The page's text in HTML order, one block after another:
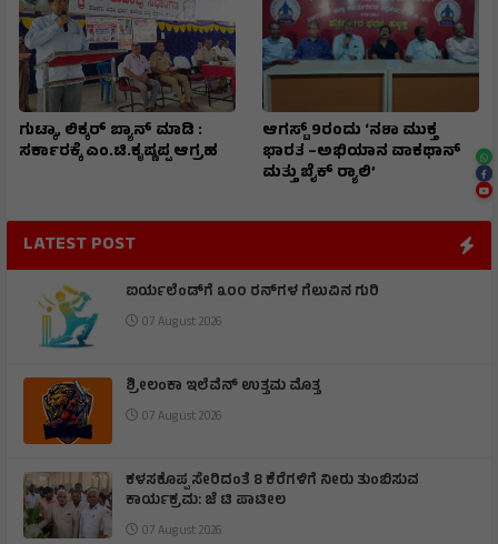
ಗುಟ್ಕಾ, ಲಿಕ್ಕರ್ ಬ್ಯಾನ್ ಮಾಡಿ :
ಸರ್ಕಾರಕ್ಕೆ ಎಂ.ಟಿ.ಕೃಷ್ಣಪ್ಪ ಆಗ್ರಹ
ಆಗಸ್ಟ್ 9ರಂದು ‘ನಶಾ ಮುಕ್ತ
ಭಾರತ –ಅಭಿಯಾನ ವಾಕಥಾನ್
ಮತ್ತು ಬೈಕ್ ರ‍್ಯಾಲಿ’
LATEST POST
ಐರ್ಯಲೆಂಡ್‌ಗೆ ೩೦೦ ರನ್‌ಗಳ ಗೆಲುವಿನ ಗುರಿ
07 August 2026
ಶ್ರೀಲಂಕಾ ಇಲೆವೆನ್ ಉತ್ತಮ ಮೊತ್ತ
07 August 2026
ಕಳಸಕೊಪ್ಪ ಸೇರಿದಂತೆ 8 ಕೆರೆಗಳಿಗೆ ನೀರು ತುಂಬಿಸುವ
ಕಾರ್ಯಕ್ರಮ: ಜೆ ಟಿ ಪಾಟೀಲ
07 August 2026